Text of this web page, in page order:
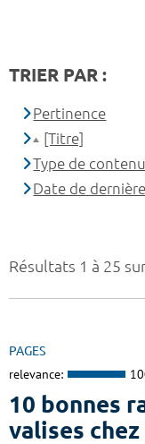
Résultats 1 à 25
PAGES
relevance:
10 bonnes
valises chez
TRIER PAR :
Pertinence
[Titre]
Type de contenu
Date de